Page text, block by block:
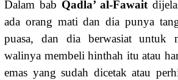
Dalam bab Qadla’ al-Fawait
ada orang mati dan dia punya
puasa, dan dia berwasiat untuk
walinya membeli hinthah itu atau
emas yang sudah dicetak atau